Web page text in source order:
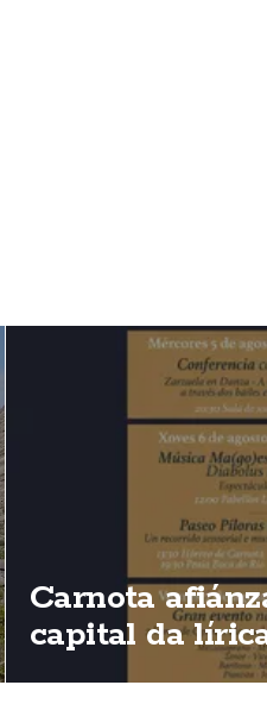
Carnota
capital da